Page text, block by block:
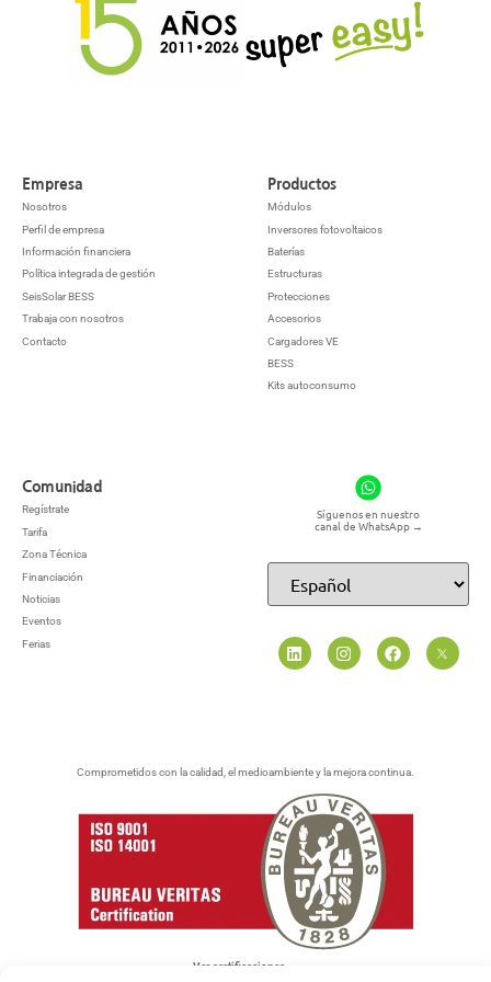
Empresa
Nosotros
Perfil de empresa
Información financiera
Política integrada de gestión
SeisSolar BESS
Trabaja con nosotros
Contacto
Productos
Módulos
Inversores fotovoltaicos
Baterías
Estructuras
Protecciones
Accesorios
Cargadores VE
BESS
Kits autoconsumo
Comunidad
Regístrate
Tarifa
Zona Técnica
Financiación
Noticias
Eventos
Ferias
Síguenos en nuestro
canal de WhatsApp →
Comprometidos con la calidad, el medioambiente y la mejora continua.
Ver certificaciones →